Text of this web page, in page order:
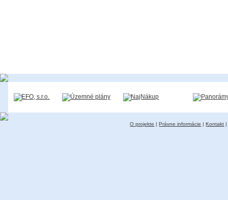
O projekte |Právne informácie |Kontakt